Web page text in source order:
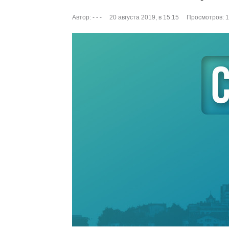
Автор: - - - 20 августа 2019, в 15:15 Просмотров: